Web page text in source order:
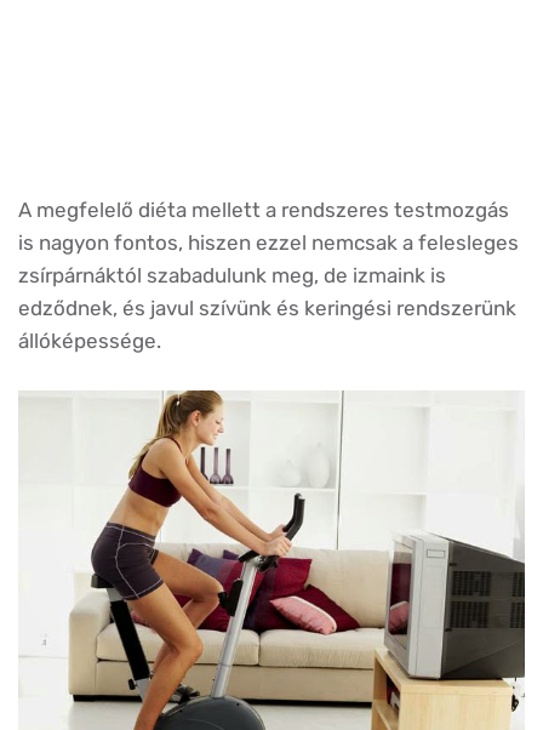
A megfelelő diéta mellett a rendszeres testmozgás
is nagyon fontos, hiszen ezzel nemcsak a felesleges
zsírpárnáktól szabadulunk meg, de izmaink is
edződnek, és javul szívünk és keringési rendszerünk
állóképessége.